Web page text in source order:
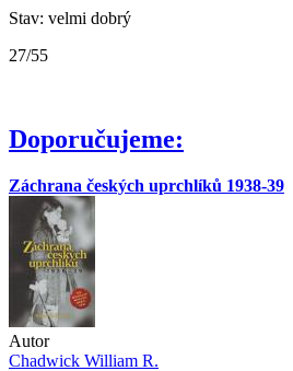
Stav: velmi dobrý
27/55
Doporučujeme:
Záchrana českých uprchlíků 1938-39
Autor
Chadwick William R.